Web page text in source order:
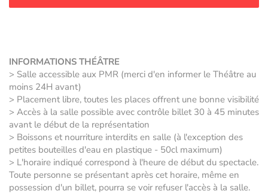
INFORMATIONS THÉÂTRE
> Salle accessible aux PMR (merci d'en informer le Théâtre au
moins 24H avant)
> Placement libre, toutes les places offrent une bonne visibilité
> Accès à la salle possible avec contrôle billet 30 à 45 minutes
avant le début de la représentation
> Boissons et nourriture interdits en salle (à l'exception des
petites bouteilles d'eau en plastique - 50cl maximum)
> L'horaire indiqué correspond à l'heure de début du spectacle.
Toute personne se présentant après cet horaire, même en
possession d'un billet, pourra se voir refuser l'accès à la salle.